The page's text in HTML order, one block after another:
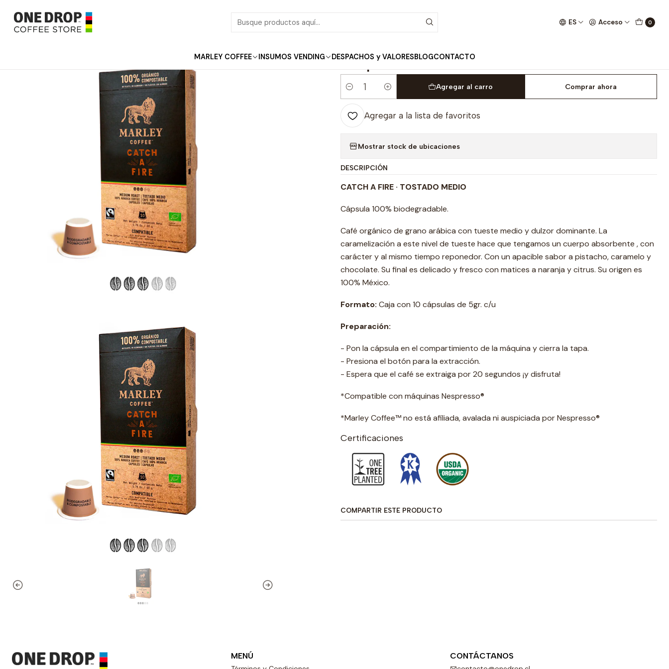
ES Acceso 0
MARLEY COFFEE INSUMOS VENDING DESPACHOS y VALORESBLOGCONTACTO
Marley Coffee Cápsulas Marley Coffee Catch a Fire Nespresso® Compatibles
Cápsulas Marley Coffee Catch a Fire Nespresso®
Compatibles
Cantidad
Agregar al carro Comprar ahora
Agregar a la lista de favoritos
Mostrar stock de ubicaciones
DESCRIPCIÓN
CATCH A FIRE · TOSTADO MEDIO
Cápsula 100% biodegradable.
Café orgánico de grano arábica con tueste medio y dulzor dominante. La
caramelización a este nivel de tueste hace que tengamos un cuerpo absorbente , con
carácter y al mismo tiempo reponedor. Con un apacible sabor a pistacho, caramelo y
chocolate. Su final es delicado y fresco con matices a naranja y citrus. Su origen es
100% México.
Formato: Caja con 10 cápsulas de 5gr. c/u
Preparación:
- Pon la cápsula en el compartimiento de la máquina y cierra la tapa.
- Presiona el botón para la extracción.
- Espera que el café se extraiga por 20 segundos ¡y disfruta!
*Compatible con máquinas Nespresso®️
*Marley Coffee™️ no está afiliada, avalada ni auspiciada por Nespresso®️
Certificaciones
COMPARTIR ESTE PRODUCTO
MENÚ CONTÁCTANOS